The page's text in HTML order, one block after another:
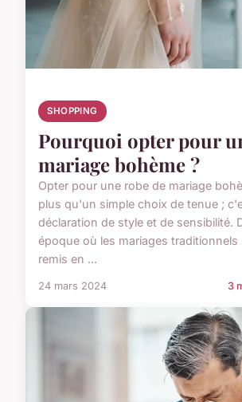
SHOPPING
Pourquoi opter pour
mariage bohème ?
Opter pour une robe de mariage
plus qu'un simple choix de tenue ;
déclaration de style et de sensibilité.
époque où les mariages
remis en ...
24 mars 2024 3